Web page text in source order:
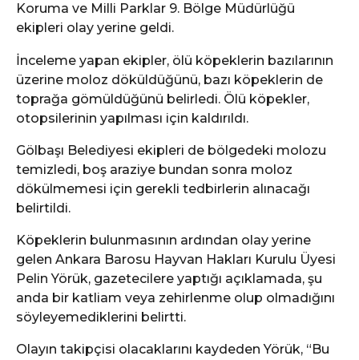
Koruma ve Milli Parklar 9. Bölge Müdürlüğü
ekipleri olay yerine geldi.
İnceleme yapan ekipler, ölü köpeklerin bazılarının
üzerine moloz döküldüğünü, bazı köpeklerin de
toprağa gömüldüğünü belirledi. Ölü köpekler,
otopsilerinin yapılması için kaldırıldı.
Gölbaşı Belediyesi ekipleri de bölgedeki molozu
temizledi, boş araziye bundan sonra moloz
dökülmemesi için gerekli tedbirlerin alınacağı
belirtildi.
Köpeklerin bulunmasının ardından olay yerine
gelen Ankara Barosu Hayvan Hakları Kurulu Üyesi
Pelin Yörük, gazetecilere yaptığı açıklamada, şu
anda bir katliam veya zehirlenme olup olmadığını
söyleyemediklerini belirtti.
Olayın takipçisi olacaklarını kaydeden Yörük, “Bu